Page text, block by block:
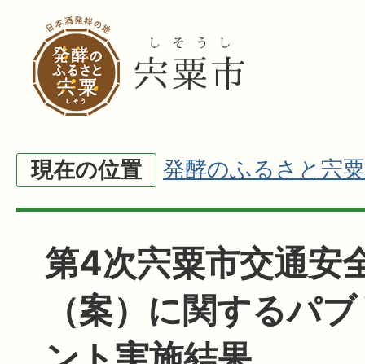
現在の位置 発酵のふるさと宍粟
第4次宍粟市交通安
（案）に関するパ